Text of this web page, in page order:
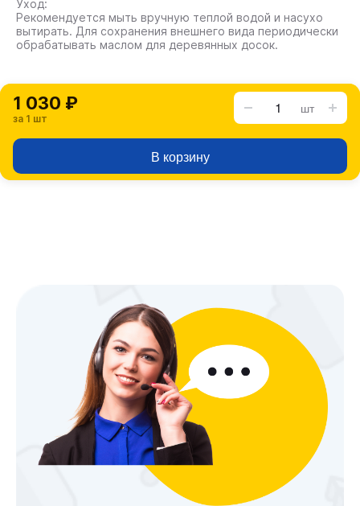
Уход:
Рекомендуется мыть вручную теплой водой и насухо
вытирать. Для сохранения внешнего вида периодически
обрабатывать маслом для деревянных досок.
1 030 ₽
за 1 шт
шт
В корзину